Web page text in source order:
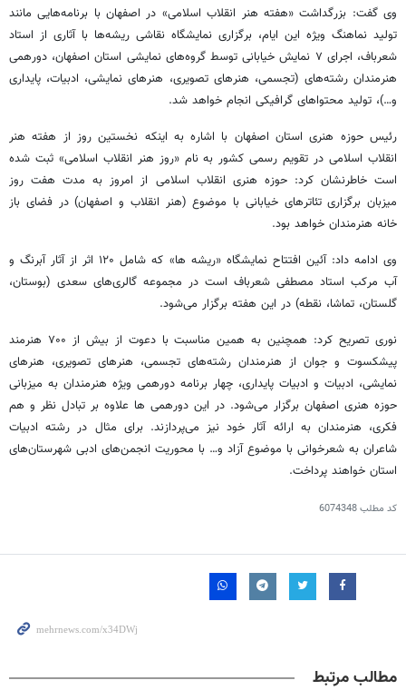
وی گفت: بزرگداشت «هفته هنر انقلاب اسلامی» در اصفهان با برنامه‌هایی مانند
تولید نماهنگ ویژه این ایام، برگزاری نمایشگاه نقاشی ریشه‌ها با آثاری از استاد
شعرباف، اجرای ۷ نمایش خیابانی توسط گروه‌های نمایشی استان اصفهان،
دورهمی
هنرمندان رشته‌های (تجسمی، هنرهای تصویری، هنرهای نمایشی، ادبیات، پایداری
و…)، تولید محتواهای گرافیکی انجام خواهد شد.
رئیس حوزه هنری استان اصفهان با اشاره به اینکه نخستین روز از هفته هنر
انقلاب اسلامی در تقویم رسمی کشور به نام «روز هنر انقلاب اسلامی» ثبت شده
است خاطرنشان کرد: حوزه هنری انقلاب اسلامی از امروز به مدت هفت روز
میزبان برگزاری تئاترهای خیابانی با موضوع (هنر انقلاب و اصفهان) در فضای باز
خانه هنرمندان خواهد بود.
وی ادامه داد: آئین افتتاح نمایشگاه «ریشه ها
» که شامل ۱۲۰ اثر از آثار آبرنگ و
آب مرکب استاد مصطفی شعرباف است در مجموعه گالری‌های سعدی (بوستان،
گلستان، تماشا، نقطه) در این هفته برگزار می‌شود.
نوری تصریح کرد: همچنین به همین مناسبت با دعوت از بیش از ۷۰۰ هنرمند
پیشکسوت و جوان از هنرمندان رشته‌های تجسمی، هنرهای تصویری، هنرهای
نمایشی، ادبیات و ادبیات پایداری، چهار برنامه دورهمی ویژه هنرمندان به میزبانی
حوزه هنری اصفهان برگزار می‌شود. در این دورهمی ها علاوه بر تبادل نظر و هم
فکری، هنرمندان به ارائه آثار خود نیز می‌پردازند. برای مثال در رشته ادبیات
شاعران به شعرخوانی با موضوع آزاد و… با محوریت انجمن‌های ادبی شهرستان‌های
استان خواهند پرداخت.
کد مطلب6074348
مطالب مرتبط